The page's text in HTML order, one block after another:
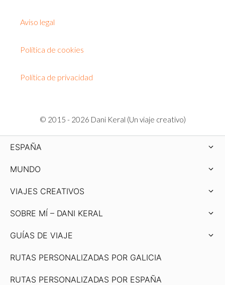
Aviso legal
Política de cookies
Política de privacidad
© 2015 - 2026 Dani Keral (Un viaje creativo)
ESPAÑA
MUNDO
VIAJES CREATIVOS
SOBRE MÍ – DANI KERAL
GUÍAS DE VIAJE
RUTAS PERSONALIZADAS POR GALICIA
RUTAS PERSONALIZADAS POR ESPAÑA